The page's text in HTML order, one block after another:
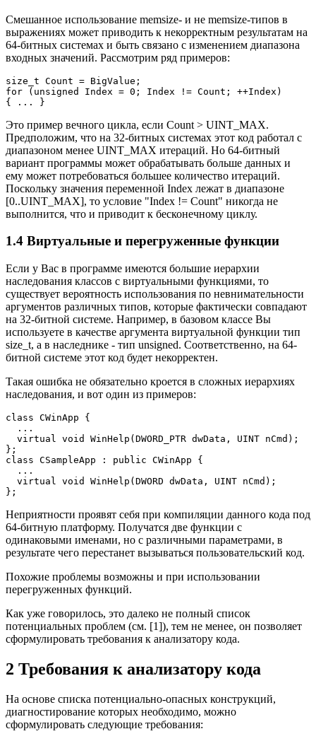
Смешанное использование memsize- и не memsize-типов в
выражениях может приводить к некорректным результатам на
64-битных системах и быть связано с изменением диапазона
входных значений. Рассмотрим ряд примеров:
size_t Count = BigValue;
for (unsigned Index = 0; Index != Count; ++Index)
{ ... }
Это пример вечного цикла, если Count > UINT_MAX.
Предположим, что на 32-битных системах этот код работал с
диапазоном менее UINT_MAX итераций. Но 64-битный
вариант программы может обрабатывать больше данных и
ему может потребоваться большее количество итераций.
Поскольку значения переменной Index лежат в диапазоне
[0..UINT_MAX], то условие "Index != Count" никогда не
выполнится, что и приводит к бесконечному циклу.
1.4 Виртуальные и перегруженные функции
Если у Вас в программе имеются большие иерархии
наследования классов с виртуальными функциями, то
существует вероятность использования по невнимательности
аргументов различных типов, которые фактически совпадают
на 32-битной системе. Например, в базовом классе Вы
используете в качестве аргумента виртуальной функции тип
size_t, а в наследнике - тип unsigned. Соответственно, на 64-
битной системе этот код будет некорректен.
Такая ошибка не обязательно кроется в сложных иерархиях
наследования, и вот один из примеров:
class CWinApp {
  ...
  virtual void WinHelp(DWORD_PTR dwData, UINT nCmd);
};
class CSampleApp : public CWinApp {
  ...
  virtual void WinHelp(DWORD dwData, UINT nCmd);
};
Неприятности проявят себя при компиляции данного кода под
64-битную платформу. Получатся две функции с
одинаковыми именами, но с различными параметрами, в
результате чего перестанет вызываться пользовательский код.
Похожие проблемы возможны и при использовании
перегруженных функций.
Как уже говорилось, это далеко не полный список
потенциальных проблем (см. [1]), тем не менее, он позволяет
сформулировать требования к анализатору кода.
2 Требования к анализатору кода
На основе списка потенциально-опасных конструкций,
диагностирование которых необходимо, можно
сформулировать следующие требования: